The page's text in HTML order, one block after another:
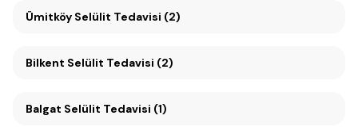
Ümitköy Selülit Tedavisi (2)
Bilkent Selülit Tedavisi (2)
Balgat Selülit Tedavisi (1)